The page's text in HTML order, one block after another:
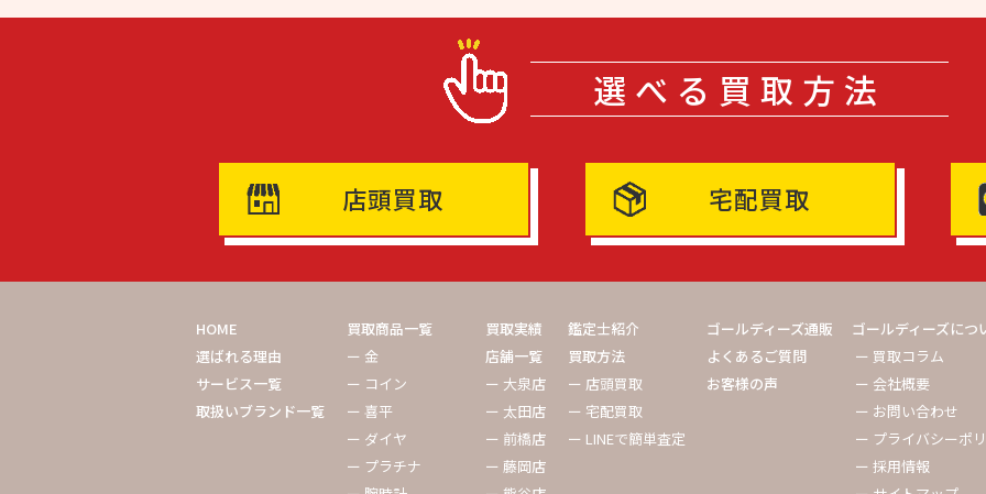
選べる買取方法
店頭買取 宅配買取
HOME
選ばれる理由
サービス一覧
取扱いブランド一覧
買取商品一覧
ー 金
ー コイン
ー 喜平
ー ダイヤ
ー プラチナ
買取実績
店舗一覧
ー 大泉店
ー 太田店
ー 前橋店
ー 藤岡店
鑑定士紹介
買取方法
ー 店頭買取
ー 宅配買取
ー LINEで簡単査定
ゴールディーズ通販
よくあるご質問
お客様の声
ゴールディーズにつ
ー 買取コラム
ー 会社概要
ー お問い合わせ
ー プライバシーポ
ー 採用情報